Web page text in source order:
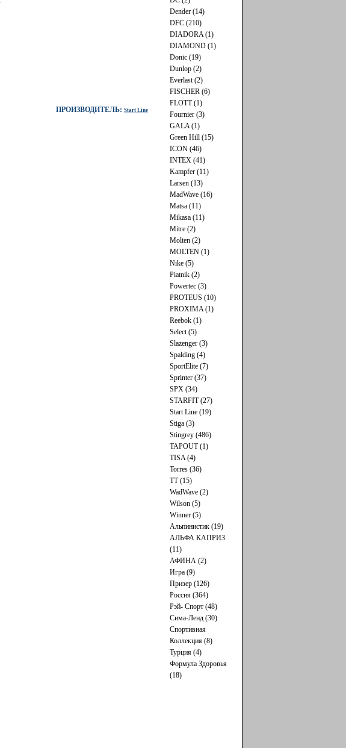
ПРОИЗВОДИТЕЛЬ: Start Line
Dender (14)
DFC (210)
DIADORA (1)
DIAMOND (1)
Donic (19)
Dunlop (2)
Everlast (2)
FISCHER (6)
FLOTT (1)
Fournier (3)
GALA (1)
Green Hill (15)
ICON (46)
INTEX (41)
Kampfer (11)
Larsen (13)
MadWave (16)
Matsa (11)
Mikasa (11)
Mitre (2)
Molten (2)
MOLTEN (1)
Nike (5)
Piatnik (2)
Powertec (3)
PROTEUS (10)
PROXIMA (1)
Reebok (1)
Select (5)
Slazenger (3)
Spalding (4)
SportElite (7)
Sprinter (37)
SPX (34)
STARFIT (27)
Start Line (19)
Stiga (3)
Stingrey (486)
TAPOUT (1)
TISA (4)
Torres (36)
TT (15)
WadWave (2)
Wilson (5)
Winner (5)
Альпинистик (19)
АЛЬФА КАПРИЗ
(11)
АФИНА (2)
Игра (9)
Призер (126)
Россия (364)
Рэй- Cпорт (48)
Сима-Ленд (30)
Спортивная
Коллекция (8)
Турция (4)
Формула Здоровья
(18)